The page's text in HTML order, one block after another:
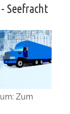
Seefracht
Zum